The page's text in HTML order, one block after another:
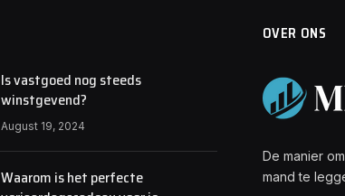
Is vastgoed nog steeds
winstgevend?
August 19, 2024
Waarom is het perfecte
OVER ONS
De manier
mand te